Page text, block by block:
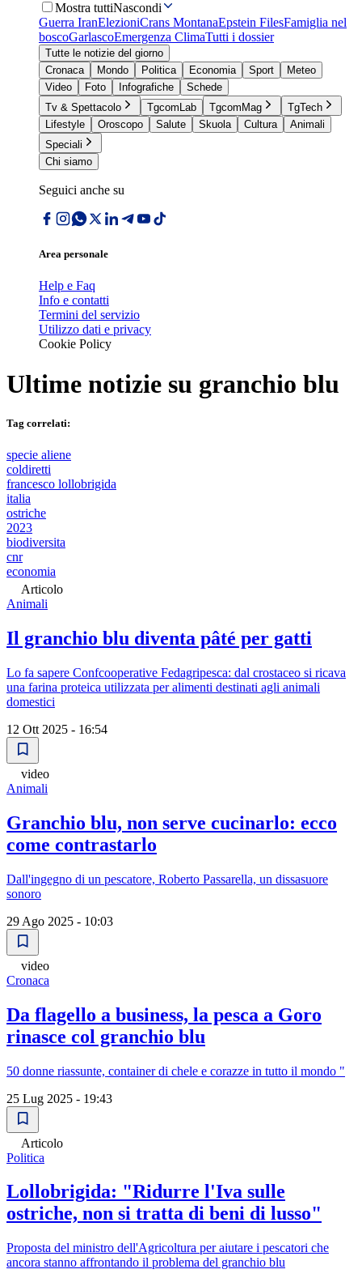
Mostra tuttiNascondi
Guerra IranElezioniCrans MontanaEpstein FilesFamiglia nel
boscoGarlascoEmergenza ClimaTutti i dossier
Tutte le notizie del giorno
Cronaca
Mondo Politica Economia Sport
Meteo
Video
Foto Infografiche
Schede
Tv & Spettacolo
TgcomLab TgcomMag
TgTech
Lifestyle
Oroscopo Salute Skuola Cultura
Animali
Speciali
Chi siamo
Seguici anche su
Area personale
Help e Faq
Info e contatti
Termini del servizio
Utilizzo dati e privacy
Cookie Policy
Ultime notizie su granchio blu
Tag correlati:
specie aliene
coldiretti
francesco lollobrigida
italia
ostriche
2023
biodiversita
cnr
economia
Articolo
Animali
Il granchio blu diventa pâté per gatti
Lo fa sapere Confcooperative Fedagripesca: dal crostaceo si ricava
una farina proteica utilizzata per alimenti destinati agli animali
domestici
12 Ott 2025 - 16:54
video
Animali
Granchio blu, non serve cucinarlo: ecco
come contrastarlo
Dall'ingegno di un pescatore, Roberto Passarella, un dissasuore
sonoro
29 Ago 2025 - 10:03
video
Cronaca
Da flagello a business, la pesca a Goro
rinasce col granchio blu
50 donne riassunte, container di chele e corazze in tutto il mondo "
25 Lug 2025 - 19:43
Articolo
Politica
Lollobrigida: "Ridurre l'Iva sulle
ostriche, non si tratta di beni di lusso"
Proposta del ministro dell'Agricoltura per aiutare i pescatori che
ancora stanno affrontando il problema del granchio blu